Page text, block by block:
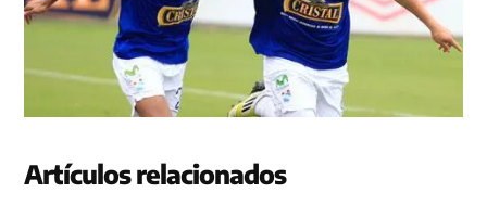
Artículos relacionados